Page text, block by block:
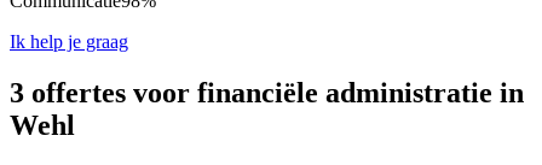
Ik help je graag
3 offertes voor financiële administratie in
Wehl